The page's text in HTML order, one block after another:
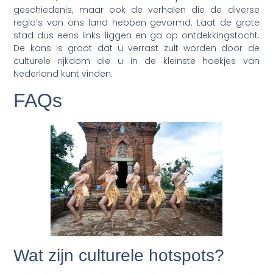
geschiedenis, maar ook de verhalen die de diverse
regio’s van ons land hebben gevormd. Laat de grote
stad dus eens links liggen en ga op ontdekkingstocht.
De kans is groot dat u verrast zult worden door de
culturele rijkdom die u in de kleinste hoekjes van
Nederland kunt vinden.
FAQs
Wat zijn culturele hotspots?